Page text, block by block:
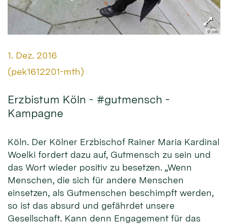
© pek
Datum:
1. Dez. 2016
Von:
(pek1612201-mth)
Erzbistum Köln - #gutmensch -
Kampagne
Köln. Der Kölner Erzbischof Rainer Maria Kardinal
Woelki fordert dazu auf, Gutmensch zu sein und
das Wort wieder positiv zu besetzen. „Wenn
Menschen, die sich für andere Menschen
einsetzen, als Gutmenschen beschimpft werden,
so ist das absurd und gefährdet unsere
Gesellschaft. Kann denn Engagement für das